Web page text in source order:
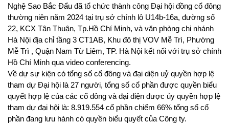
Nghệ Sao Bắc Đẩu đã tổ chức thành công Đại hội đồng cổ đông
thường niên năm 2024 tại trụ sở chính lô U14b-16a, đường số
22, KCX Tân Thuận, Tp.Hồ Chí Minh, và văn phòng chi nhánh
Hà Nội địa chỉ tầng 3 CT1AB, Khu đô thị VOV Mễ Trì, Phường
Mễ Trì , Quận Nam Từ Liêm, TP. Hà Nội kết nối với trụ sở chính
Hồ Chí Minh qua video conferencing.
Về dự sự kiện có tổng số cổ đông và đại diện uỷ quyền hợp lệ
tham dự Đại hội là 27 người, tổng số cổ phần được quyền biểu
quyết hợp lệ của các cổ đông và đại diện được ủy quyền hợp lệ
tham dự đại hội là: 8.919.554 cổ phần chiếm 66% tổng số cổ
phần đang lưu hành có quyền biểu quyết của Công ty.